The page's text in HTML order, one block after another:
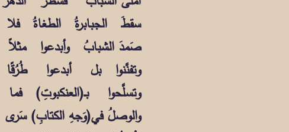
سقطَ الجبابرةُ الطغاةُ فلا
صَمدَ الشبابُ وأبدعوا مثلاً
وتفنَّنوا بل أبدعوا طُرُقًا
وتسلَّحوا بـ(العنكبوتِ) فما
والوصلُ في(وَجهِ الكتابِ) سَرى